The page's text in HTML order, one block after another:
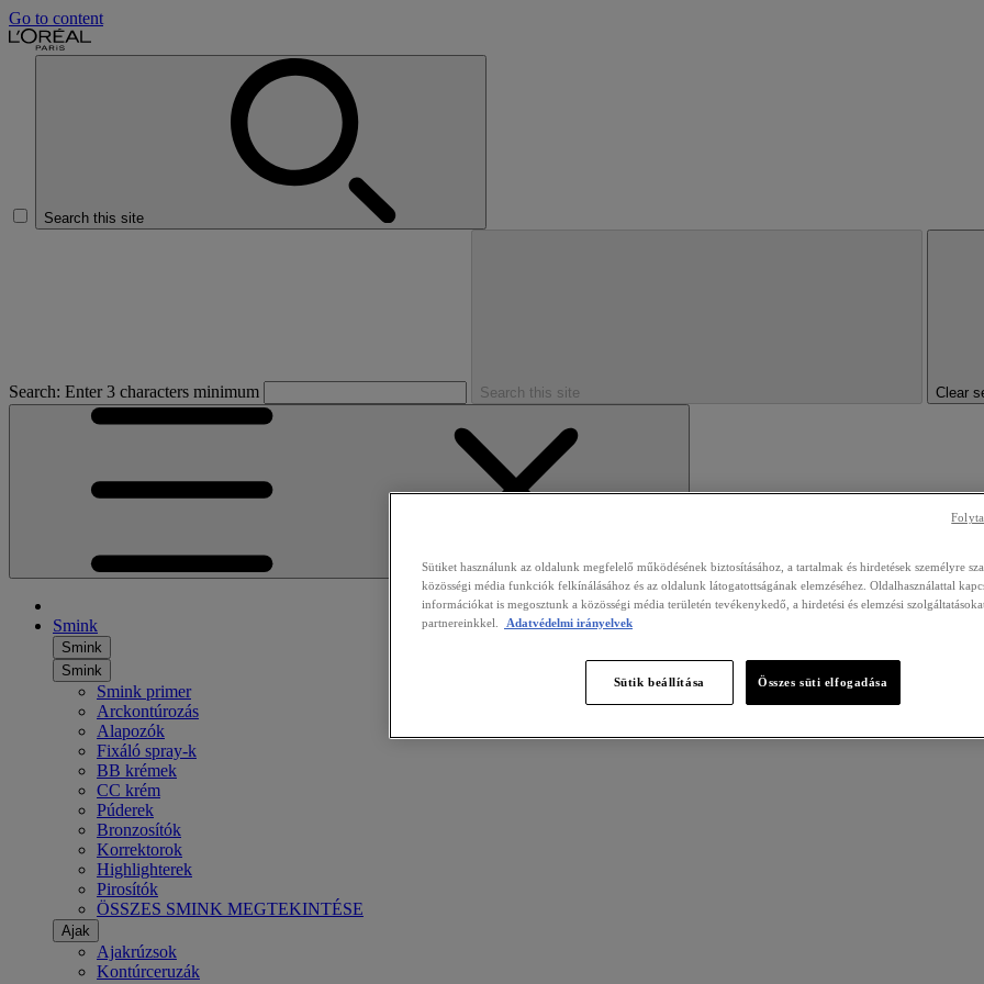
Go to content
Search this site
Search: Enter 3 characters minimum Search this site Clear
Smink
Smink
Smink
Smink primer
Arckontúrozás
Alapozók
Fixáló spray-k
BB krémek
CC krém
Púderek
Bronzosítók
Korrektorok
Highlighterek
Pirosítók
ÖSSZES SMINK MEGTEKINTÉSE
Ajak
Ajakrúzsok
Kontúrceruzák
Sütiket használunk az oldalunk megfelelő működésének biztosításához, a tartalmak és hirdetések személyre
közösségi média funkciók felkínálásához és az oldalunk látogatottságának elemzéséhez. Oldalhasználattal
információkat is megosztunk a közösségi média területén tevékenykedő, a hirdetési és elemzési
partnereinkkel.
Adatvédelmi irányelvek
Sütik beállítása Összes süti elfogadása